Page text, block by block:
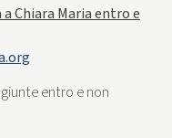
Chiara Maria entro e
entro e non